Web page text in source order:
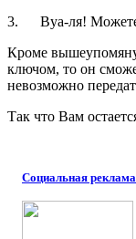
3. Вуа-ля! Можете
Кроме
ключом, то он
невозможно
Так что Вам
Социальная реклама